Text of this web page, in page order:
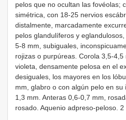
pelos que no ocultan las fovéolas;
simétrica, con 18-25 nervios
distalmente, marcadamente
pelos glandulíferos y
5-8 mm, subiguales,
rojizas o purpúreas. Corola 3,5-
violeta, densamente pelosa en el
desiguales, los mayores en los
mm, glabro o con algún pelo en su
1,3 mm. Anteras 0,6-0,7 mm,
rosado. Aquenio adpreso-peloso. 2